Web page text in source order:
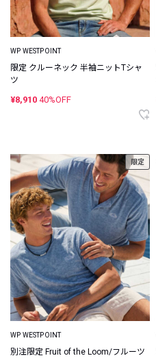
WP WESTPOINT
限定 クルーネック 半袖ニットTシャ
ツ
¥8,910 40%OFF
限定
WP WESTPOINT
別注限定 Fruit of the Loom/フルーツ